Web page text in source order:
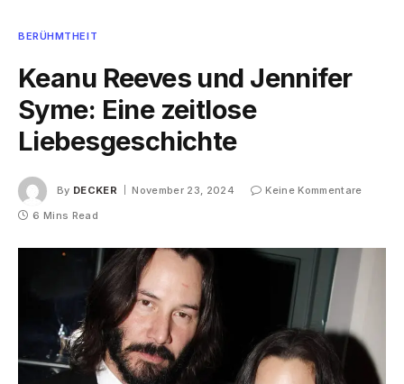
BERÜHMTHEIT
Keanu Reeves und Jennifer
Syme: Eine zeitlose
Liebesgeschichte
By DECKER November 23, 2024
Keine Kommentare
6 Mins Read